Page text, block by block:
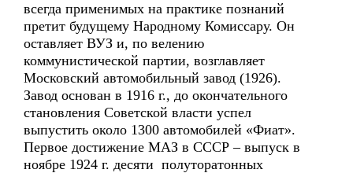
всегда применимых на практике познаний
претит будущему Народному Комиссару. Он
оставляет ВУЗ и, по велению
коммунистической партии, возглавляет
Московский автомобильный завод (1926).
Завод основан в 1916 г., до окончательного
становления Советской власти успел
выпустить около 1300 автомобилей «Фиат».
Первое достижение МАЗ в СССР – выпуск в
ноябре 1924 г. десяти полуторатонных